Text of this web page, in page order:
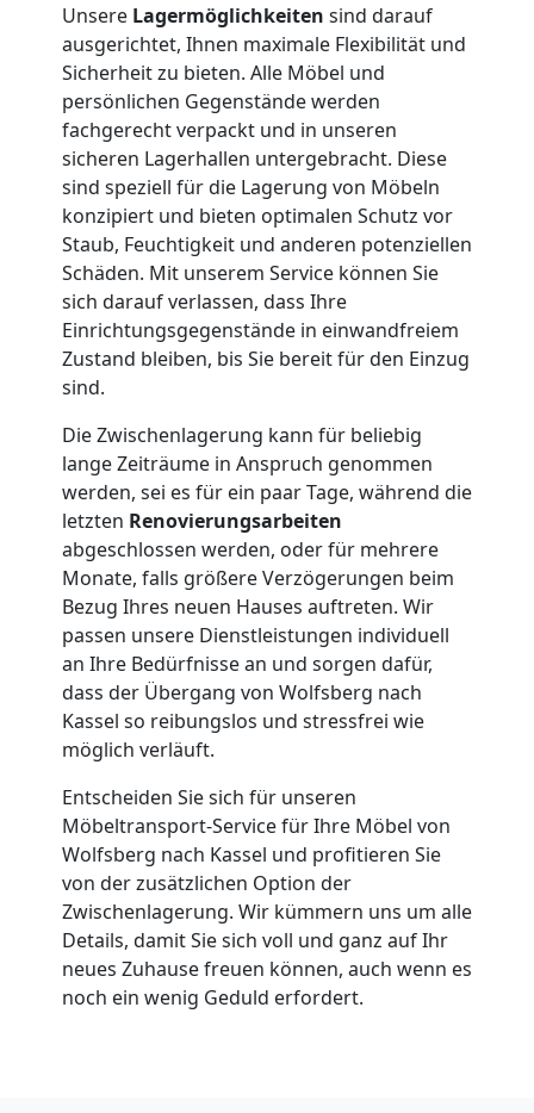
Unsere Lagermöglichkeiten sind darauf
ausgerichtet, Ihnen maximale Flexibilität und
Sicherheit zu bieten. Alle Möbel und
persönlichen Gegenstände werden
fachgerecht verpackt und in unseren
sicheren Lagerhallen untergebracht. Diese
sind speziell für die Lagerung von Möbeln
konzipiert und bieten optimalen Schutz vor
Staub, Feuchtigkeit und anderen potenziellen
Schäden. Mit unserem Service können Sie
sich darauf verlassen, dass Ihre
Einrichtungsgegenstände in einwandfreiem
Zustand bleiben, bis Sie bereit für den Einzug
sind.
Die Zwischenlagerung kann für beliebig
lange Zeiträume in Anspruch genommen
werden, sei es für ein paar Tage, während die
letzten Renovierungsarbeiten
abgeschlossen werden, oder für mehrere
Monate, falls größere Verzögerungen beim
Bezug Ihres neuen Hauses auftreten. Wir
passen unsere Dienstleistungen individuell
an Ihre Bedürfnisse an und sorgen dafür,
dass der Übergang von Wolfsberg nach
Kassel so reibungslos und stressfrei wie
möglich verläuft.
Entscheiden Sie sich für unseren
Möbeltransport-Service für Ihre Möbel von
Wolfsberg nach Kassel und profitieren Sie
von der zusätzlichen Option der
Zwischenlagerung. Wir kümmern uns um alle
Details, damit Sie sich voll und ganz auf Ihr
neues Zuhause freuen können, auch wenn es
noch ein wenig Geduld erfordert.